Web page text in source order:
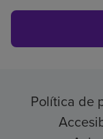
Política de